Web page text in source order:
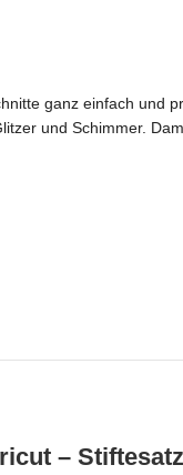
ganz einfach und
und Schimmer.
–